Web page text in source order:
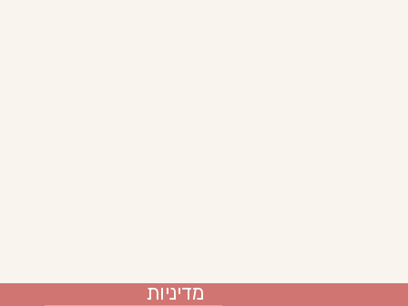
מדיניות